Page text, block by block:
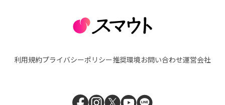
利用規約プライバシーポリシー推奨環境お問い合わせ運営会社